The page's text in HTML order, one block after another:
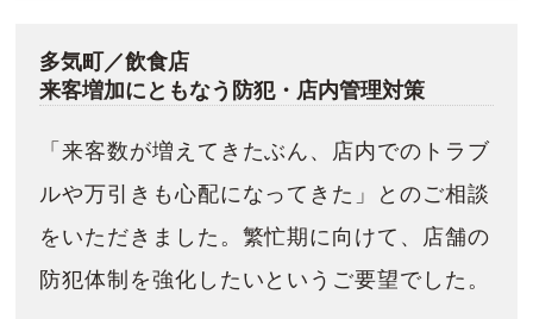
多気町／飲食店
来客増加にともなう防犯・店内管理対策
「来客数が増えてきたぶん、店内でのトラブ
ルや万引きも心配になってきた」とのご相談
をいただきました。繁忙期に向けて、店舗の
防犯体制を強化したいというご要望でした。